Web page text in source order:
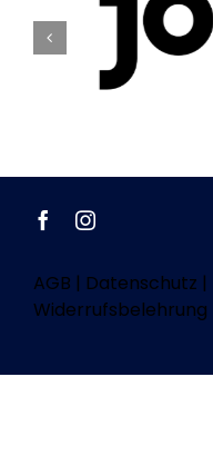
AGB | Datenschutz |
Widerrufsbelehrung